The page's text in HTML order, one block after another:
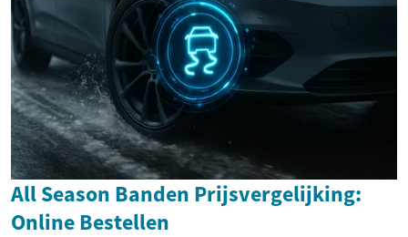
All Season Banden Prijsvergelijking:
Online Bestellen